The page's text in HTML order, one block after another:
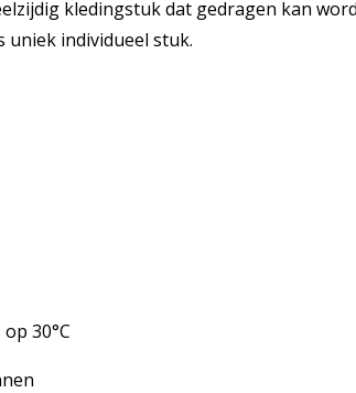
kledingstuk dat gedragen kan
uniek individueel stuk.
30°C